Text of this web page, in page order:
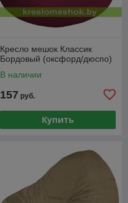
Кресло мешок Классик
Бордовый (оксфорд/дюспо)
В наличии
157 руб.
Купить